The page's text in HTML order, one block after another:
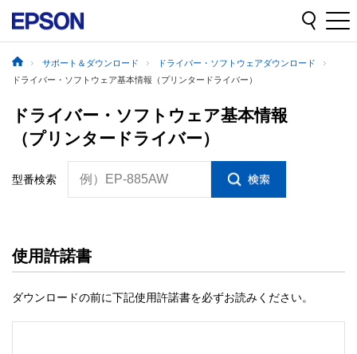
サポート＆ダウンロード
ドライバー・ソフトウェアダウンロード
ドライバー・ソフトウェア基本情報（プリンタードライバー）
ドライバー・ソフトウェア基本情報
（プリンタードライバー）
型番検索 例）EP-885AW
使用許諾書
ダウンロードの前に下記使用許諾書を必ずお読みください。